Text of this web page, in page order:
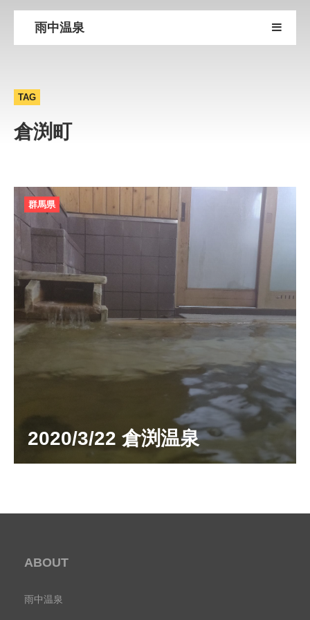
雨中温泉
TAG
倉渕町
2020/3/22 倉渕温泉
群馬県
ABOUT
雨中温泉